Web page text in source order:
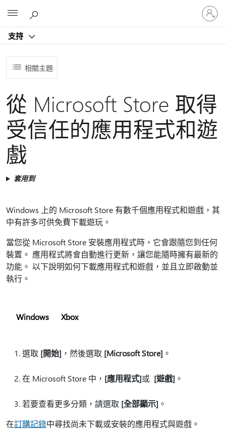
支持
登
入
您
相關主題
從 Microsoft Store 取得
受信任的應用程式和遊
戲
套用到
Windows 上的 Microsoft Store 有數千個應用程式和遊戲，其
中有許多可供免費下載遊玩。
當您從 Microsoft Store 安裝應用程式時，它會跟隨您到任何
裝置。 應用程式將會自動進行更新，讓您能隨時擁有最新的
功能。 以下說明如何下載應用程式和遊戲，並且立即啟動並
執行。
Windows Xbox
選取 [開始] ，然後選取 [Microsoft Store] 。
在 Microsoft Store 中， [應用程式]或 [遊戲] 。
若要查看更多分類，請選取 [全部顯示] 。
在訂購記錄中尋找尚未下載或安裝的應用程式與遊戲。